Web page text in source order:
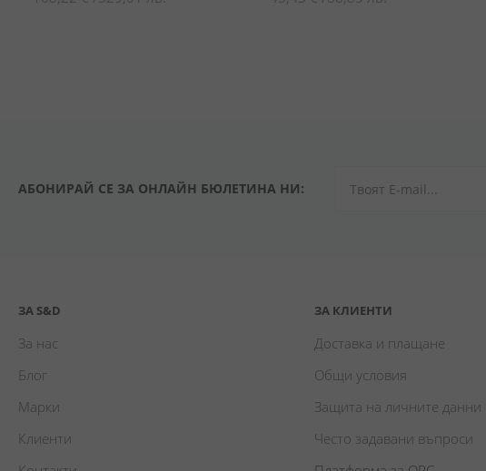
АБОНИРАЙ СЕ ЗА ОНЛАЙН БЮЛЕТИНА НИ:
ЗА S&D
За нас
Блог
Марки
Клиенти
ЗА КЛИЕНТИ
Доставка и плащане
Общи условия
Защита на личните данни
Често задавани въпроси